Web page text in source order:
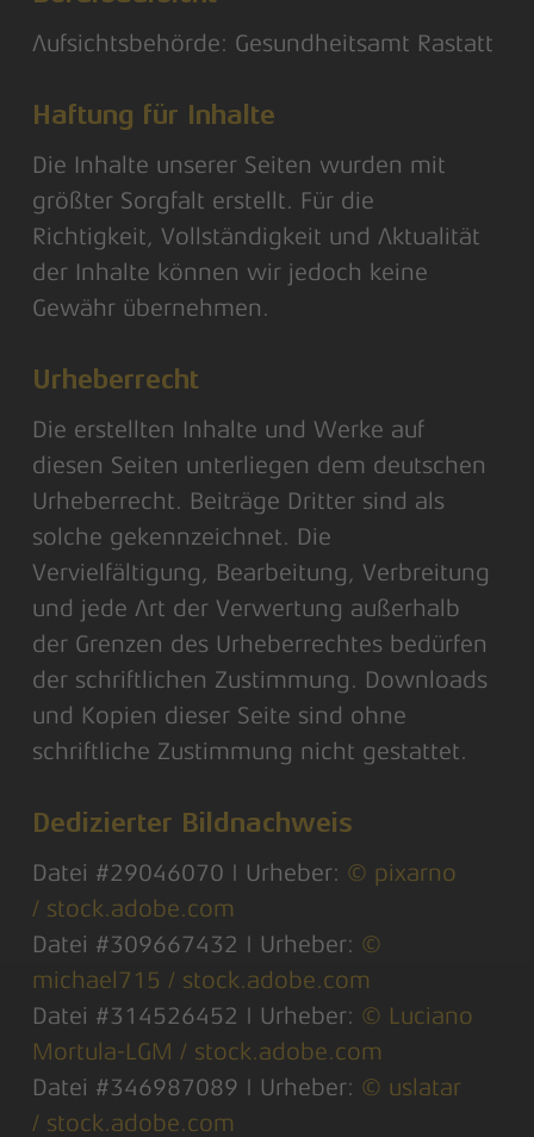
Aufsichtsbehörde: Gesundheitsamt Rastatt
Haftung für Inhalte
Die Inhalte unserer Seiten wurden mit
größter Sorgfalt erstellt. Für die
Richtigkeit, Vollständigkeit und Aktualität
der Inhalte können wir jedoch keine
Gewähr übernehmen.
Urheberrecht
Die erstellten Inhalte und Werke auf
diesen Seiten unterliegen dem deutschen
Urheberrecht. Beiträge Dritter sind als
solche gekennzeichnet. Die
Vervielfältigung, Bearbeitung, Verbreitung
und jede Art der Verwertung außerhalb
der Grenzen des Urheberrechtes bedürfen
der schriftlichen Zustimmung. Downloads
und Kopien dieser Seite sind ohne
schriftliche Zustimmung nicht gestattet.
Dedizierter Bildnachweis
Datei #29046070 | Urheber: © pixarno
/ stock.adobe.com
Datei #309667432 | Urheber: ©
michael715 / stock.adobe.com
Datei #314526452 | Urheber: © Luciano
Mortula-LGM / stock.adobe.com
Datei #346987089 | Urheber: © uslatar
/ stock.adobe.com